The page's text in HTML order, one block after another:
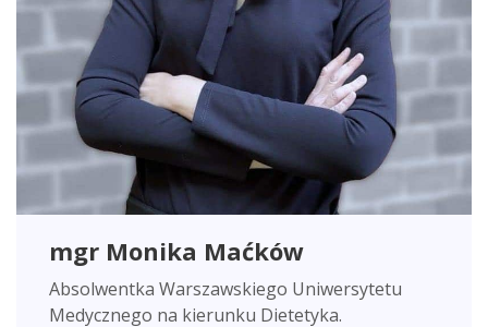
mgr Monika Maćków
Absolwentka Warszawskiego Uniwersytetu
Medycznego na kierunku Dietetyka.